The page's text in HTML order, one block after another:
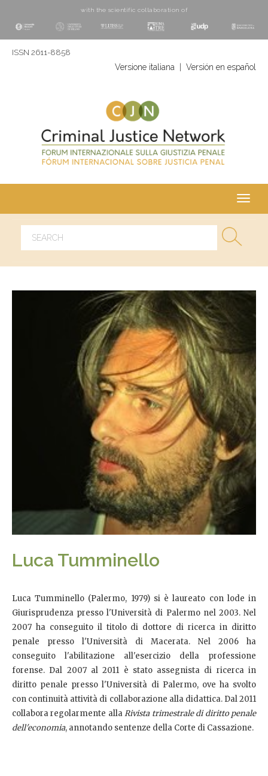
with the scientific collaboration of
ISSN 2611-8858
Versione italiana Versión en español
Luca Tumminello
Luca Tumminello (Palermo, 1979) si è laureato con lode in
Giurisprudenza presso l'Università di Palermo nel 2003. Nel
2007 ha conseguito il titolo di dottore di ricerca in diritto
penale presso l'Università di Macerata. Nel 2006 ha
conseguito l'abilitazione all'esercizio della professione
forense. Dal 2007 al 2011 è stato assegnista di ricerca in
diritto penale presso l'Università di Palermo, ove ha svolto
con continuità attività di collaborazione alla didattica. Dal 2011
collabora regolarmente allaRivista trimestrale di diritto penale
dell'economia, annotando sentenze della Corte di Cassazione.